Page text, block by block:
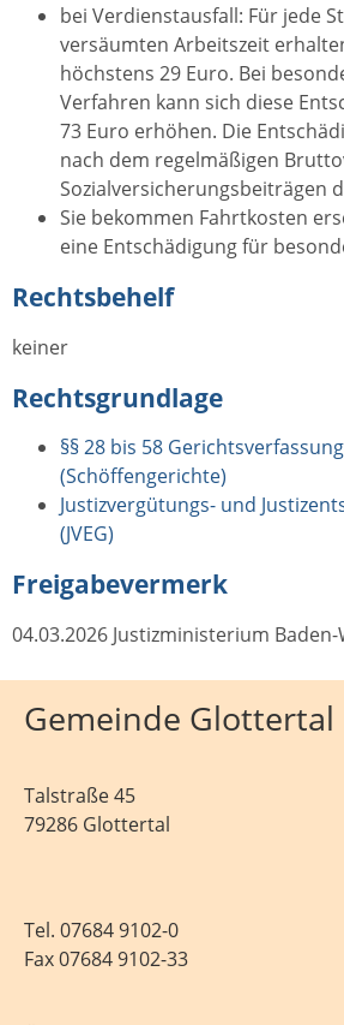
bei Verdienstausfall: Für jede
versäumten Arbeitszeit
höchstens 29 Euro. Bei
Verfahren kann sich diese
73 Euro erhöhen. Die
nach dem regelmäßigen
Sozialversicherungsbeiträgen
Sie bekommen Fahrtkosten
eine Entschädigung für
Rechtsbehelf
keiner
Rechtsgrundlage
§§ 28 bis 58
(Schöffengerichte)
Justizvergütungs- und
(JVEG)
Freigabevermerk
04.03.2026 Justizministerium
Gemeinde Glottertal
Talstraße 45
79286 Glottertal
Tel. 07684 9102-0
Fax 07684 9102-33